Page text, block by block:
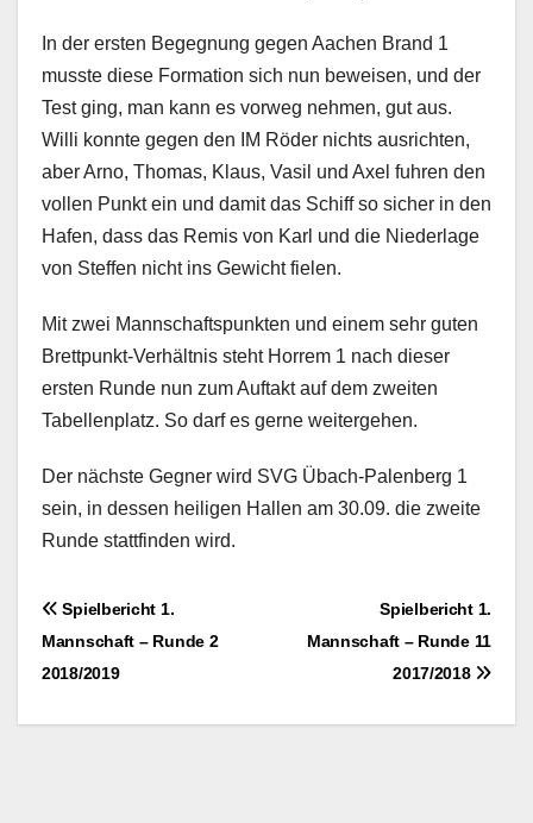
In der ersten Begegnung gegen Aachen Brand 1
musste diese Formation sich nun beweisen, und der
Test ging, man kann es vorweg nehmen, gut aus.
Willi konnte gegen den IM Röder nichts ausrichten,
aber Arno, Thomas, Klaus, Vasil und Axel fuhren den
vollen Punkt ein und damit das Schiff so sicher in den
Hafen, dass das Remis von Karl und die Niederlage
von Steffen nicht ins Gewicht fielen.
Mit zwei Mannschaftspunkten und einem sehr guten
Brettpunkt-Verhältnis steht Horrem 1 nach dieser
ersten Runde nun zum Auftakt auf dem zweiten
Tabellenplatz. So darf es gerne weitergehen.
Der nächste Gegner wird SVG Übach-Palenberg 1
sein, in dessen heiligen Hallen am 30.09. die zweite
Runde stattfinden wird.
BeitragsnavigationSpielbericht 1.
Mannschaft – Runde 11
2017/2018
Spielbericht 1.
Mannschaft – Runde 2
2018/2019